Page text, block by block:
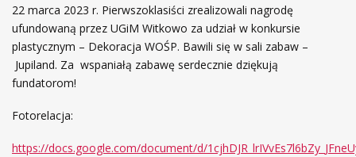
22 marca 2023 r. Pierwszoklasiści zrealizowali nagrodę
ufundowaną przez UGiM Witkowo za udział w konkursie
plastycznym – Dekoracja WOŚP. Bawili się w sali zabaw –
Jupiland. Za wspaniałą zabawę serdecznie dziękują
fundatorom!
Fotorelacja:
https://docs.google.com/document/d/